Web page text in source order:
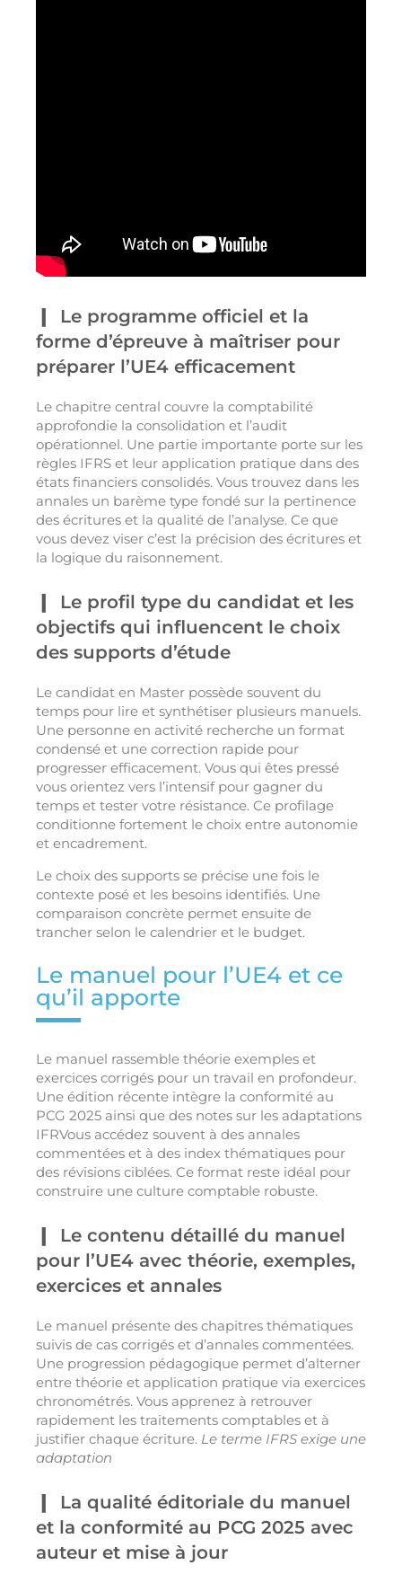
Le programme officiel et la
forme d’épreuve à maîtriser pour
préparer l’UE4 efficacement
Le chapitre central couvre la comptabilité
approfondie la consolidation et l’audit
opérationnel. Une partie importante porte sur les
règles IFRS et leur application pratique dans des
états financiers consolidés. Vous trouvez dans les
annales un barème type fondé sur la pertinence
des écritures et la qualité de l’analyse. Ce que
vous devez viser c’est la précision des écritures et
la logique du raisonnement.
Le profil type du candidat et les
objectifs qui influencent le choix
des supports d’étude
Le candidat en Master possède souvent du
temps pour lire et synthétiser plusieurs manuels.
Une personne en activité recherche un format
condensé et une correction rapide pour
progresser efficacement. Vous qui êtes pressé
vous orientez vers l’intensif pour gagner du
temps et tester votre résistance. Ce profilage
conditionne fortement le choix entre autonomie
et encadrement.
Le choix des supports se précise une fois le
contexte posé et les besoins identifiés. Une
comparaison concrète permet ensuite de
trancher selon le calendrier et le budget.
Le manuel pour l’UE4 et ce
qu’il apporte
Le manuel rassemble théorie exemples et
exercices corrigés pour un travail en profondeur.
Une édition récente intègre la conformité au
PCG 2025 ainsi que des notes sur les adaptations
IFRVous accédez souvent à des annales
commentées et à des index thématiques pour
des révisions ciblées. Ce format reste idéal pour
construire une culture comptable robuste.
Le contenu détaillé du manuel
pour l’UE4 avec théorie, exemples,
exercices et annales
Le manuel présente des chapitres thématiques
suivis de cas corrigés et d’annales commentées.
Une progression pédagogique permet d’alterner
entre théorie et application pratique via exercices
chronométrés. Vous apprenez à retrouver
rapidement les traitements comptables et à
justifier chaque écriture. Le terme IFRS exige une
adaptation
La qualité éditoriale du manuel
et la conformité au PCG 2025 avec
auteur et mise à jour